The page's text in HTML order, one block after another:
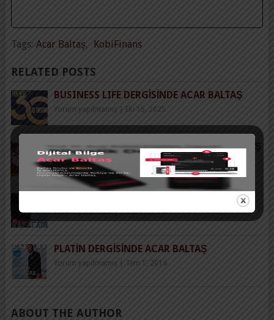
Tags: Acar Baltaş, KobiFinans
RELATED POSTS
BUSINESS LIFE DERGİSİNDE ACAR BALTAŞ
Yorum yapılmamış Eki 15, 2025
AMBALAJ DÜNYASI DERGISINDE ACAR BALTAŞ
Yorum yapılmamış Ağu 23, 2016
POPÜLER BILIM DERGISINDE ACAR BALTAŞ
Yorum yapılmamış|Haz 1, 2014
PLATIN DERGISINDE ACAR BALTAŞ
Yorum yapılmamış Tem 1, 2014
ABOUT THE AUTHOR